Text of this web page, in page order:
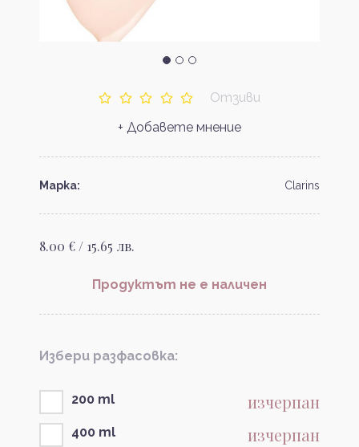
Отзиви
+ Добавете мнение
Марка: Clarins
8.00 € / 15.65 лв.
Продуктът не е наличен
Избери разфасовка:
200 ml изчерпан
400 ml изчерпан